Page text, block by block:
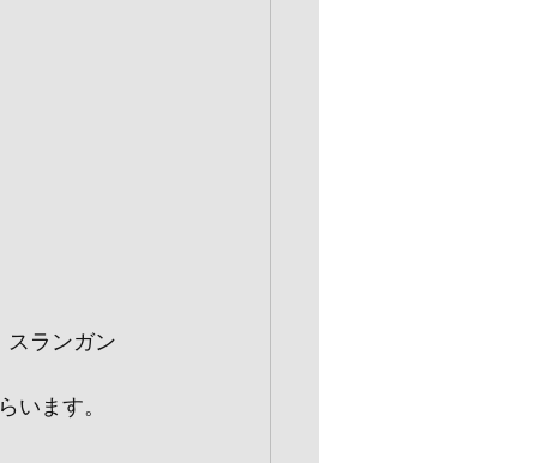
スランガン
ます。